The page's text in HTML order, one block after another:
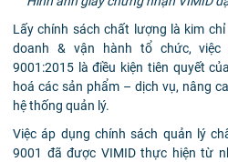
Lấy chính sách chất lượng là kim
doanh & vận hành tổ chức, việc
9001:2015 là điều kiện tiên quyết
hoá các sản phẩm – dịch vụ, nâng
hệ thống quản lý.
Việc áp dụng chính sách quản lý
9001 đã được VIMID thực hiện từ